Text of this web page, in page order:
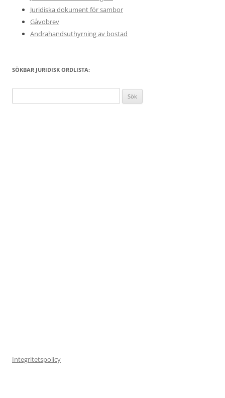
Juridiska dokument för sambor
Gåvobrev
Andrahandsuthyrning av bostad
SÖKBAR JURIDISK ORDLISTA:
efter:
Integritetspolicy